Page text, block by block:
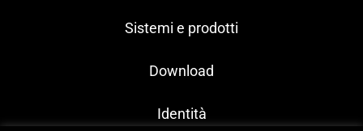
Sistemi e prodotti
Download
Identità